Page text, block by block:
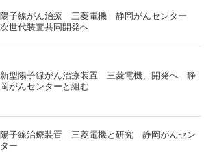
陽子線がん治療 三菱電機 静岡がんセンター
次世代装置共同開発へ
新型陽子線がん治療装置 三菱電機、開発へ 静
岡がんセンターと組む
陽子線治療装置 三菱電機と研究 静岡がんセン
ター